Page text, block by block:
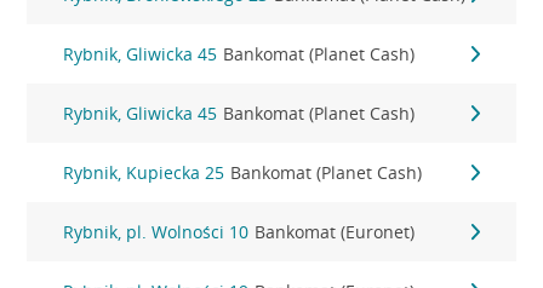
Rybnik, Gliwicka 45 Bankomat (Planet Cash)
Rybnik, Gliwicka 45 Bankomat (Planet Cash)
Rybnik, Kupiecka 25 Bankomat (Planet Cash)
Rybnik, pl. Wolności 10 Bankomat (Euronet)